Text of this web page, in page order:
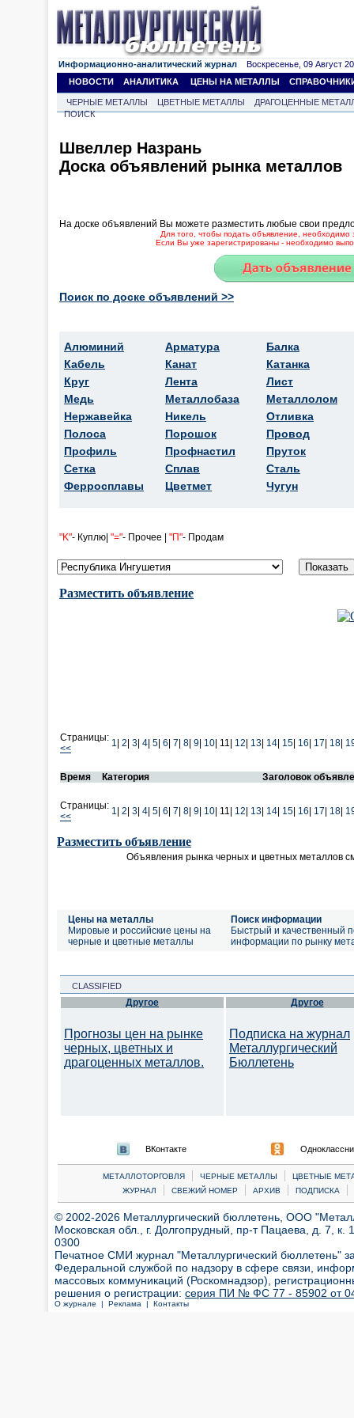
Информационно-аналитический журнал Воскресенье, 09 Август
НОВОСТИ
АНАЛИТИКА ЦЕНЫ НА МЕТАЛЛЫ
ЧЕРНЫЕ МЕТАЛЛЫ ЦВЕТНЫЕ МЕТАЛЛЫ
ДРАГОЦЕННЫЕ
ПОИСК
Швеллер Назрань
Доска объявлений рынка металлов
На доске объявлений Вы можете разместить любые свои
Для того, чтобы подать объявление, необходимо
Если Вы уже зарегистрированы - необходимо
Поиск по доске объявлений >>
Алюминий
Кабель
Круг
Медь
Нержавейка
Полоса
Профиль
Сетка
Ферросплавы
Арматура
Канат
Лента
Металлобаза
Никель
Порошок
Профнастил
Сплав
Цветмет
Балка
Катанка
Лист
Металлолом
Отливка
Провод
Пруток
Сталь
Чугун
"K"- Куплю| "="- Прочее | "П"- Продам
Разместить объявление
Страницы:
<<
1 2 3 4 5 6 7 8 9 10 11| 12 13 14 15 16 17 18
Время Категория Заголовок
Страницы:
<<
1 2 3 4 5 6 7 8 9 10 11| 12 13 14 15 16 17 18
Разместить объявление
Объявления рынка черных и цветных металлов
Цены на металлы
Мировые и российские цены на
черные и цветные металлы
Поиск информации
Быстрый и качественный
информации по рынку
CLASSIFIED
Другое
Прогнозы цен на рынке
черных, цветных и
драгоценных металлов.
Другое
Подписка на журнал
Металлургический
Бюллетень
ВКонтакте
МЕТАЛЛОТОРГОВЛЯ | ЧЕРНЫЕ МЕТАЛЛЫ |
ЦВЕТНЫЕ
ЖУРНАЛ
| СВЕЖИЙ НОМЕР | АРХИВ | ПОДПИСКА |
© 2002-2026 Металлургический бюллетень, ООО
Московская обл., г. Долгопрудный, пр-т Пацаева, д. 7,
0300
Печатное СМИ журнал "Металлургический бюллетень"
Федеральной службой по надзору в сфере связи,
массовых коммуникаций (Роскомнадзор),
решения о регистрации: серия ПИ № ФС 77 - 85902 от 04
О журнале | Реклама | Контакты